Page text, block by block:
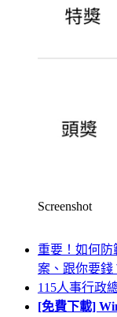
Screenshot
重要！如何
案、跟你要錢
115人事行政
[免費下載]